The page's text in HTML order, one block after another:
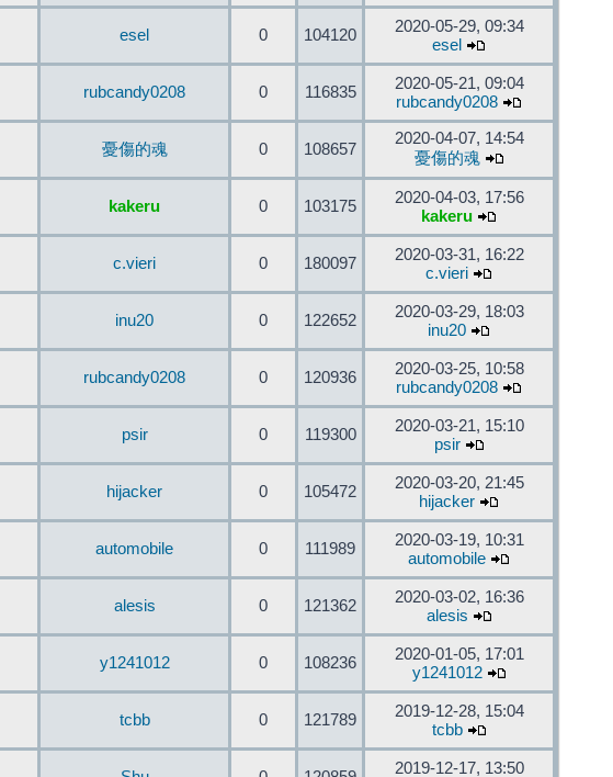
esel 0 104120
2020-05-29, 09:34
esel
rubcandy0208 0 116835
2020-05-21, 09:04
rubcandy0208
憂傷的魂 0 108657
2020-04-07, 14:54
憂傷的魂
kakeru 0 103175
2020-04-03, 17:56
kakeru
c.vieri 0 180097
2020-03-31, 16:22
c.vieri
inu20 0 122652
2020-03-29, 18:03
inu20
rubcandy0208 0 120936
2020-03-25, 10:58
rubcandy0208
psir 0 119300
2020-03-21, 15:10
psir
hijacker 0 105472
2020-03-20, 21:45
hijacker
automobile 0 111989
2020-03-19, 10:31
automobile
alesis 0 121362
2020-03-02, 16:36
alesis
y1241012 0 108236
2020-01-05, 17:01
y1241012
tcbb 0 121789
2019-12-28, 15:04
tcbb
2019-12-17, 13:50